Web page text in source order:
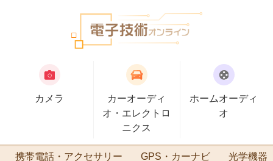
カメラ
カーオーディ
オ・エレクトロ
ニクス
ホームオーディ
オ
携帯電話・アクセサリー GPS・カーナビ 光学機器